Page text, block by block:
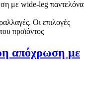
Οι επιλογές
προϊόντος
απόχρωση με